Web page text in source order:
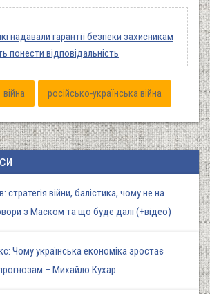
надавали гарантії безпеки захисникам
понести відповідальність
війна російсько-українська війна
війни, балістика, чому не на
з Маском та що буде далі (+відео)
Чому українська економіка зростає
прогнозам – Михайло Кухар